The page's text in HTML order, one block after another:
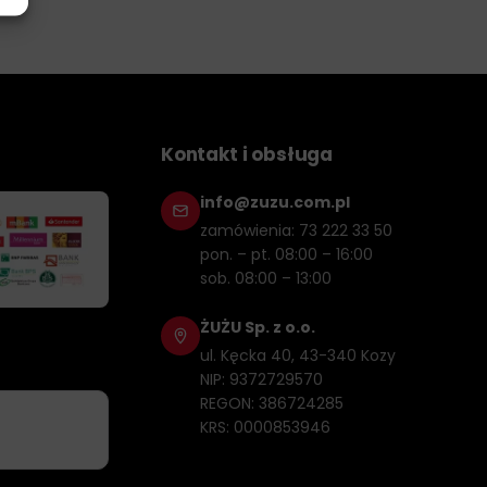
Kontakt i obsługa
info@zuzu.com.pl
zamówienia: 73 222 33 50
pon. – pt. 08:00 – 16:00
sob. 08:00 – 13:00
ŻUŻU Sp. z o.o.
ul. Kęcka 40, 43-340 Kozy
NIP: 9372729570
REGON: 386724285
KRS: 0000853946